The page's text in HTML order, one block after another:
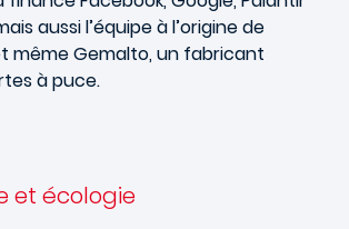
aussi l’équipe à l’origine de
même Gemalto, un fabricant
à puce.
et écologie